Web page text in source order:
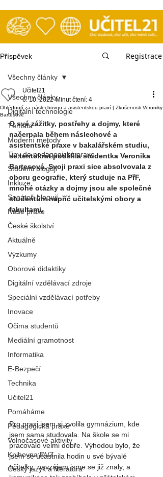
Příspěvek Registrace
Všechny články
Digitální technologie
Témata
Moderní metody
Tipy do pedagogické praxe
Studenti blogují
Inkluze
Senátoři blogují
Naše praxe
České školství
Aktuálně
Výzkumy
Oborové didaktiky
Digitální vzdělávací zdroje
Speciální vzdělávací potřeby
Inovace
Očima studentů
Mediální gramotnost
Informatika
E-Bezpečí
Technika
Učitel21
Pomáháme
Pedagogická praxe
Volnočasové aktivity
Knihovna DVZ
Český jazyk a literatura
Všechny články
Ohlédnutí za náslechovou a asistentskou praxí | Zkušenosti Veroniky
Bartesové
Učitel21
6. 10. 2022 Minut čtení: 4
O své zážitky, postřehy a dojmy, které
načerpala během náslechové a
asistentské praxe v bakalářském studiu,
se tentokrát podělila studentka Veronika
Bartesová. Svoji praxi sice absolvovala z
oboru geografie, který studuje na PřF,
mnohé otázky a dojmy jsou ale společné
studentům napříč učitelskými obory a
fakultami.
Pro praxi jsem si zvolila gymnázium, kde
jsem sama studovala. Na škole se mi
pracovalo velmi dobře. Výhodou bylo, že
jsem se účastnila hodin u své bývalé
učitelky; navzájem jsme se již znaly, a